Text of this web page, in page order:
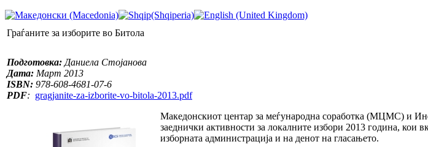
Граѓаните за изборите во Битола
Подготовка: Даниела Стојанова
Дата: Март 2013
ISBN: 978-608-4681-07-6
PDF: gragjanite-za-izborite-vo-bitola-2013.pdf
Македонскиот центар за меѓународна соработка (МЦМС) и
заеднички активности за локалните избори 2013 година,
изборната администрација и на денот на гласањето.